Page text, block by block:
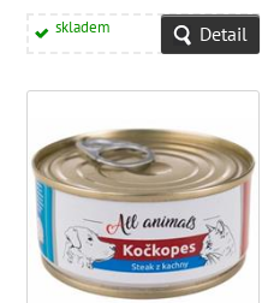
skladem Detail